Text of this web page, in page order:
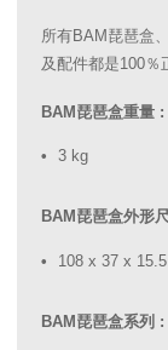
所有BAM琵琶盒
及配件都是100％
BAM琵琶盒重量 :
3 kg
BAM琵琶盒外形
108 x 37 x
BAM琵琶盒系列 :